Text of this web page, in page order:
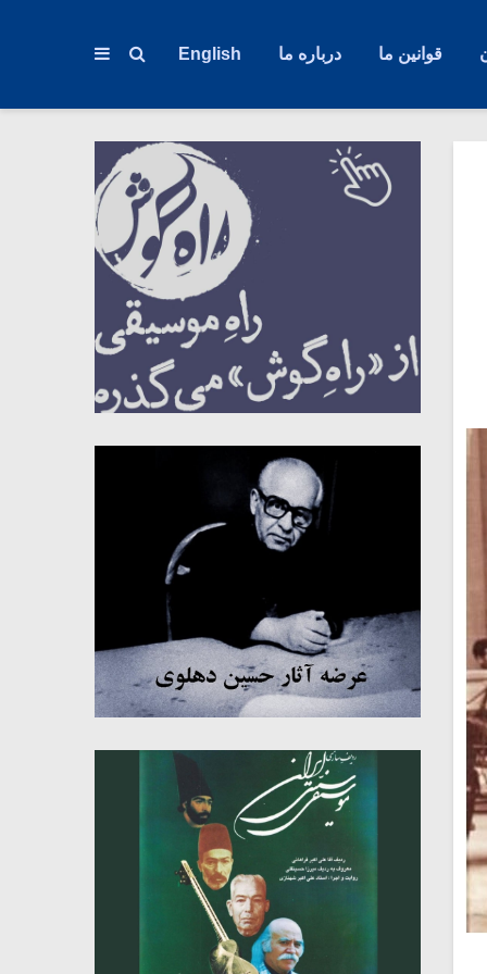
قوانین ما درباره ما English
میکلوش روژا